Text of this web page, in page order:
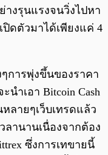
างรุนแรงจนวิ่งไปหา
ปิดตัวมาได้เพียงแค่ 4
การพุ่งขึ้นของราคา
ำเอา Bitcoin Cash
ลายๆเว็บเทรดแล้ว
ลานานเนื่องจากต้อง
ซึ่งการเทขายนี้